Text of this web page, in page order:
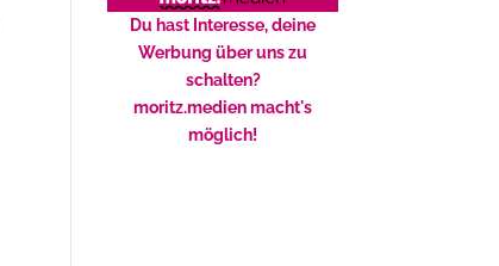
Du hast Interesse, deine
Werbung über uns zu
schalten?
moritz.medien macht's
möglich!